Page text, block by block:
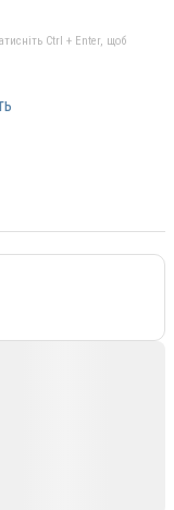
Ctrl + Enter, щоб